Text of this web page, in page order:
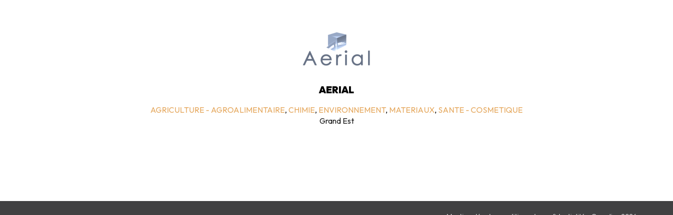
AERIAL
AGRICULTURE - AGROALIMENTAIRE, CHIMIE, ENVIRONNEMENT, MATERIAUX, SANTE - COSMETIQUE
Grand Est